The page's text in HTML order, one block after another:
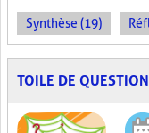
Synthèse (19)
TOILE DE